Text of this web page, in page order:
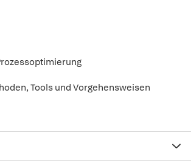
Tools und Vorgehensweisen